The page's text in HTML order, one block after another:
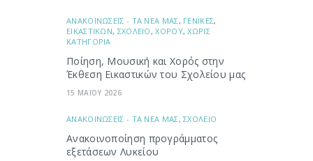
ΑΝΑΚΟΙΝΩΣΕΙΣ - ΤΑ ΝΕΑ ΜΑΣ, ΓΕΝΙΚΕΣ,
ΕΙΚΑΣΤΙΚΩΝ, ΣΧΟΛΕΙΟ,ΧΟΡΟΥ,ΧΩΡΙΣ
ΚΑΤΗΓΟΡΙΑ
Ποίηση, Μουσική και Χορός στην
Έκθεση Εικαστικών του Σχολείου μας
15 ΜΑΪΟΥ 2026
ΑΝΑΚΟΙΝΩΣΕΙΣ - ΤΑ ΝΕΑ ΜΑΣ,ΣΧΟΛΕΙΟ
Ανακοινοποίηση προγράμματος
εξετάσεων Λυκείου